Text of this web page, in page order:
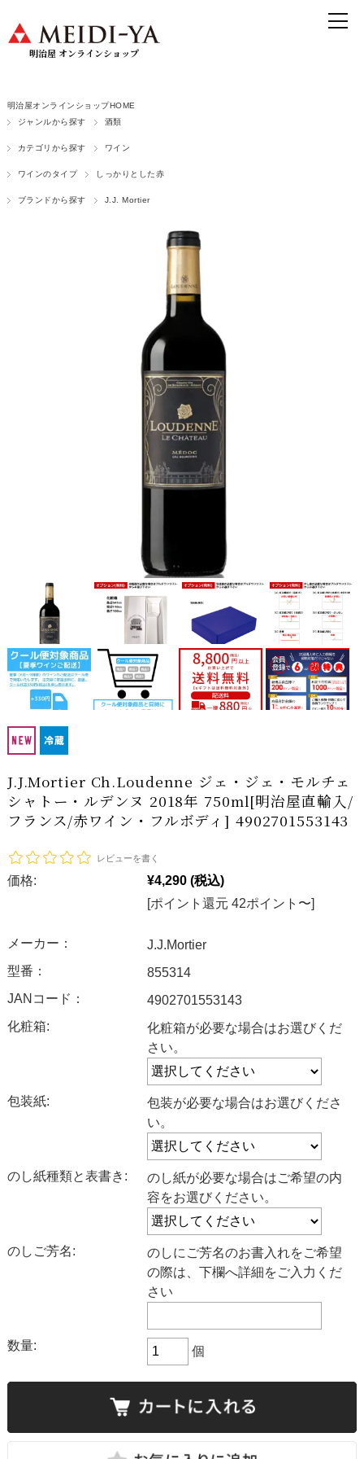
明治屋 オンラインショップ
明治屋オンラインショップHOME
ジャンルから探す
酒類
カテゴリから探す ワイン
ワインのタイプ しっかりとした赤
ブランドから探す J.J. Mortier
J.J.Mortier Ch.Loudenne ジェ・ジェ・モルチェ
シャトー・ルデンヌ 2018年 750ml[明治屋直輸入/
フランス/赤ワイン・フルボディ] 4902701553143
レビューを書く
価格: ¥4,290 (税込)
[ポイント還元 42ポイント〜]
メーカー：
J.J.Mortier
型番：
855314
JANコード：
4902701553143
化粧箱:
化粧箱が必要な場合はお選びくだ
さい。
包装紙:
包装が必要な場合はお選びくださ
い。
のし紙種類と表書き:
のし紙が必要な場合はご希望の内
容をお選びください。
のしご芳名:
のしにご芳名のお書入れをご希望
の際は、下欄へ詳細をご入力くだ
さい
数量: 個